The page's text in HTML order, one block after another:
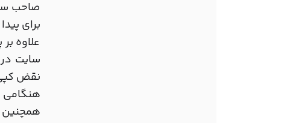
برای
علاوه
سایت در
نقض کپی